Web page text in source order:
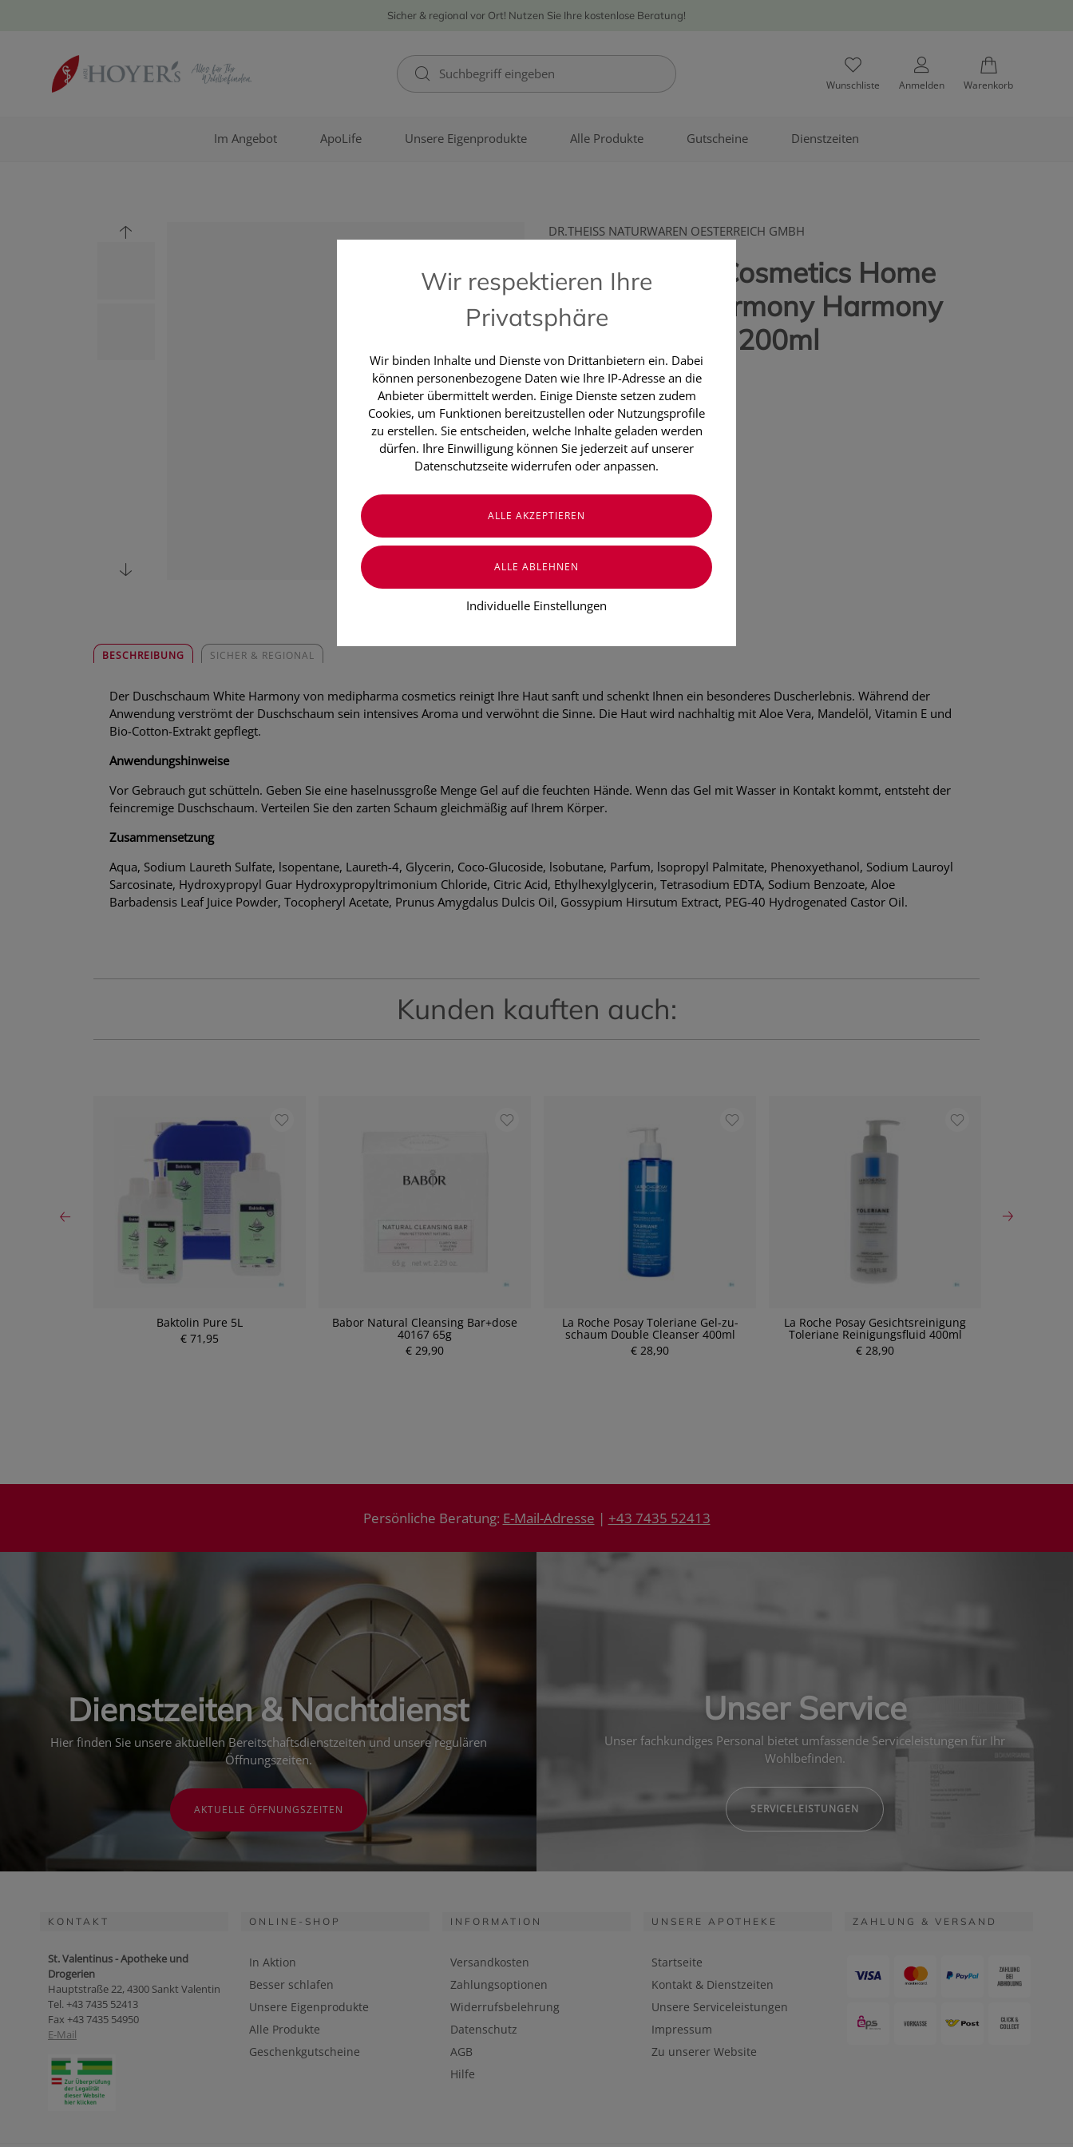
Sicher & regional vor Ort! Nutzen Sie Ihre kostenlose Beratung!
Wunschliste Anmelden Warenkorb
Im Angebot ApoLife Unsere Eigenprodukte Alle Produkte Gutscheine Dienstzeiten
DR.THEISS NATURWAREN OESTERREICH GMBH
Medipharma Cosmetics Home
Spa White Harmony Harmony
Duschschaum 200ml
€ 9,00
€ 4,50 / 100 ml
Preis inkl. MwSt.
zzgl. Versandkosten
BESCHREIBUNG SICHER & REGIONAL
Der Duschschaum White Harmony von medipharma cosmetics reinigt Ihre Haut sanft und schenkt Ihnen ein besonderes Duscherlebnis. Während der
Anwendung verströmt der Duschschaum sein intensives Aroma und verwöhnt die Sinne. Die Haut wird nachhaltig mit Aloe Vera, Mandelöl, Vitamin E und
Bio-Cotton-Extrakt gepflegt.
Anwendungshinweise
Vor Gebrauch gut schütteln. Geben Sie eine haselnussgroße Menge Gel auf die feuchten Hände. Wenn das Gel mit Wasser in Kontakt kommt, entsteht der
feincremige Duschschaum. Verteilen Sie den zarten Schaum gleichmäßig auf Ihrem Körper.
Zusammensetzung
Aqua, Sodium Laureth Sulfate, lsopentane, Laureth-4, Glycerin, Coco-Glucoside, lsobutane, Parfum, lsopropyl Palmitate, Phenoxyethanol, Sodium Lauroyl
Sarcosinate, Hydroxypropyl Guar Hydroxypropyltrimonium Chloride, Citric Acid, Ethylhexylglycerin, Tetrasodium EDTA, Sodium Benzoate, Aloe
Barbadensis Leaf Juice Powder, Tocopheryl Acetate, Prunus Amygdalus Dulcis Oil, Gossypium Hirsutum Extract, PEG-40 Hydrogenated Castor Oil.
Kunden kauften auch:
Baktolin Pure 5L
€ 71,95
Babor Natural Cleansing Bar+dose
40167 65g
€ 29,90
La Roche Posay Toleriane Gel-zu-
schaum Double Cleanser 400ml
€ 28,90
La Roche Posay Gesichtsreinigung
Toleriane Reinigungsfluid 400ml
€ 28,90
P
P P
P
r
Wir respektieren Ihre
Privatsphäre
Wir binden Inhalte und Dienste von Drittanbietern ein. Dabei
können personenbezogene Daten wie Ihre IP-Adresse an die
Anbieter übermittelt werden. Einige Dienste setzen zudem
Cookies, um Funktionen bereitzustellen oder Nutzungsprofile
zu erstellen. Sie entscheiden, welche Inhalte geladen werden
dürfen. Ihre Einwilligung können Sie jederzeit auf unserer
Datenschutzseite widerrufen oder anpassen.
Individuelle Einstellungen
Persönliche Beratung: E-Mail-Adresse | +43 7435 52413
Dienstzeiten & Nachtdienst
Hier finden Sie unsere aktuellen Bereitschaftsdienstzeiten und unsere regulären
Öffnungszeiten.
AKTUELLE ÖFFNUNGSZEITEN
Unser Service
Unser fachkundiges Personal bietet umfassende Serviceleistungen für Ihr
Wohlbefinden.
SERVICELEISTUNGEN
KONTAKT
St. Valentinus - Apotheke und
Drogerien
Hauptstraße 22, 4300 Sankt Valentin
Tel. +43 7435 52413
Fax +43 7435 54950
E-Mail
ONLINE-SHOP
In Aktion
Besser schlafen
Unsere Eigenprodukte
Alle Produkte
Geschenkgutscheine
INFORMATION
Versandkosten
Zahlungsoptionen
Widerrufsbelehrung
Datenschutz
AGB
Hilfe
UNSERE APOTHEKE
Startseite
Kontakt & Dienstzeiten
Unsere Serviceleistungen
Impressum
Zu unserer Website
ZAHLUNG & VERSAND